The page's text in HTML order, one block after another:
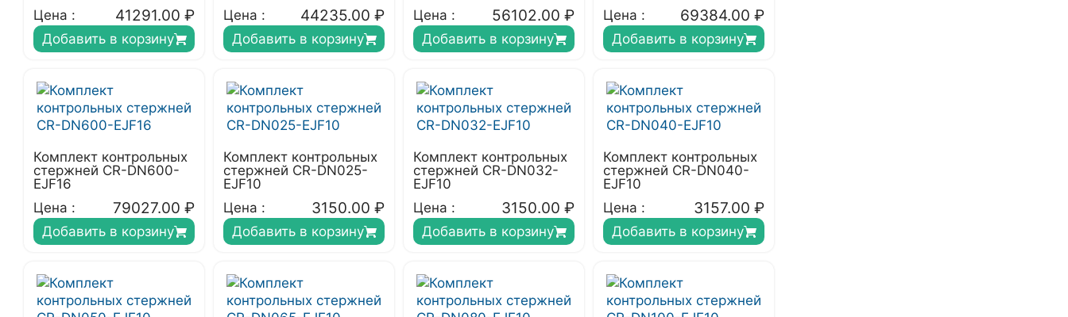
Цена :
41291.00 ₽
Добавить в корзину
Цена :
44235.00 ₽
Добавить в корзину
Цена :
56102.00 ₽
Добавить в корзину
Цена :
69384.00 ₽
Добавить в корзину
Комплект контрольных
стержней CR-DN600-
EJF16
Цена :
79027.00 ₽
Добавить в корзину
Комплект контрольных
стержней CR-DN025-
EJF10
Цена :
3150.00 ₽
Добавить в корзину
Комплект контрольных
стержней CR-DN032-
EJF10
Цена :
3150.00 ₽
Добавить в корзину
Комплект контрольных
стержней CR-DN040-
EJF10
Цена :
3157.00 ₽
Добавить в корзину